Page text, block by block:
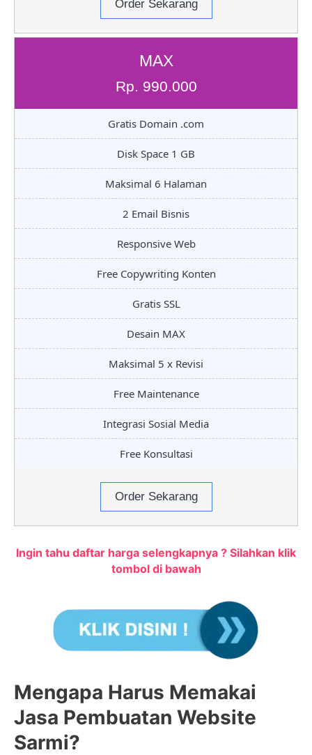
Order Sekarang
MAX
Rp. 990.000
Gratis Domain .com
Disk Space 1 GB
Maksimal 6 Halaman
2 Email Bisnis
Responsive Web
Free Copywriting Konten
Gratis SSL
Desain MAX
Maksimal 5 x Revisi
Free Maintenance
Integrasi Sosial Media
Free Konsultasi
Order Sekarang
Ingin tahu daftar harga selengkapnya ? Silahkan klik
tombol di bawah
Mengapa Harus Memakai
Jasa Pembuatan Website
Sarmi?